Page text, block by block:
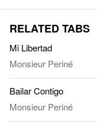
RELATED TABS
Mi Libertad
Monsieur Periné
Bailar Contigo
Monsieur Periné